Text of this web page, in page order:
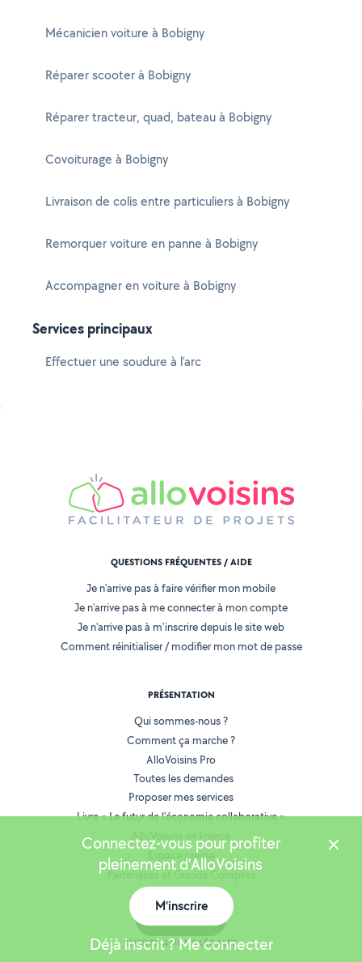
Mécanicien voiture à Bobigny
Réparer scooter à Bobigny
Réparer tracteur, quad, bateau à Bobigny
Covoiturage à Bobigny
Livraison de colis entre particuliers à Bobigny
Remorquer voiture en panne à Bobigny
Accompagner en voiture à Bobigny
Services principaux
Effectuer une soudure à l'arc
QUESTIONS FRÉQUENTES / AIDE
Je n'arrive pas à faire vérifier mon mobile
Je n'arrive pas à me connecter à mon compte
Je n'arrive pas à m'inscrire depuis le site web
Comment réinitialiser / modifier mon mot de passe
PRÉSENTATION
Qui sommes-nous ?
Comment ça marche ?
AlloVoisins Pro
Toutes les demandes
Proposer mes services
Livre « Le futur de l'économie collaborative »
AlloVoisins en France
Espace presse
Partenaires et Grands Comptes
INFORMATIONS LÉGALES
Connectez-vous pour profiter
pleinement d'AlloVoisins
M'inscrire
Déjà inscrit ? Me connecter